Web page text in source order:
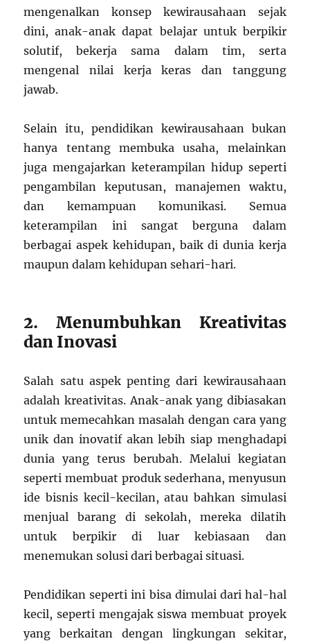
mengenalkan konsep kewirausahaan sejak
dini, anak-anak dapat belajar untuk berpikir
solutif, bekerja sama dalam tim, serta
mengenal nilai kerja keras dan tanggung
jawab.
Selain itu, pendidikan kewirausahaan bukan
hanya tentang membuka usaha, melainkan
juga mengajarkan keterampilan hidup seperti
pengambilan keputusan, manajemen waktu,
dan kemampuan komunikasi. Semua
keterampilan ini sangat berguna dalam
berbagai aspek kehidupan, baik di dunia kerja
maupun dalam kehidupan sehari-hari.
2. Menumbuhkan Kreativitas
dan Inovasi
Salah satu aspek penting dari kewirausahaan
adalah kreativitas. Anak-anak yang dibiasakan
untuk memecahkan masalah dengan cara yang
unik dan inovatif akan lebih siap menghadapi
dunia yang terus berubah. Melalui kegiatan
seperti membuat produk sederhana, menyusun
ide bisnis kecil-kecilan, atau bahkan simulasi
menjual barang di sekolah, mereka dilatih
untuk berpikir di luar kebiasaan dan
menemukan solusi dari berbagai situasi.
Pendidikan seperti ini bisa dimulai dari hal-hal
kecil, seperti mengajak siswa membuat proyek
yang berkaitan dengan lingkungan sekitar,